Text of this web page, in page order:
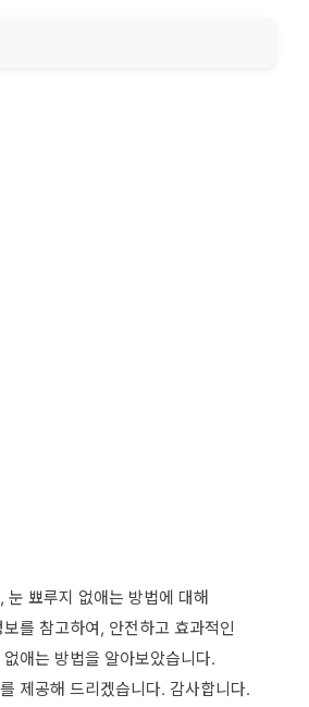
눈 뾰루지 없애는 방법에 대해
를 참고하여, 안전하고 효과적인
애는 방법을 알아보았습니다.
제공해 드리겠습니다. 감사합니다.